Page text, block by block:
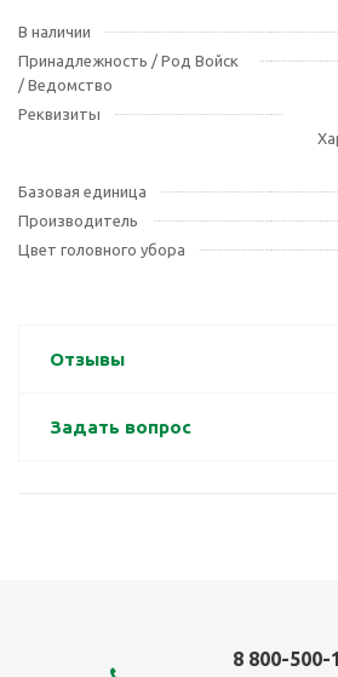
В наличии
Принадлежность / Род Войск
/ Ведомство
Реквизиты
Базовая единица
Производитель
Цвет головного убора
Отзывы
Задать вопрос
8 800-500-